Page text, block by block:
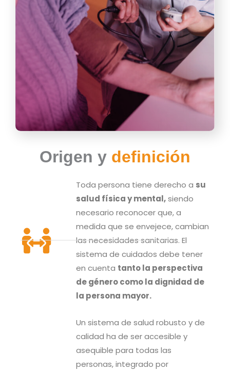
Origen y definición
Toda persona tiene derecho a su
salud física y mental,siendo
necesario reconocer que, a
medida que se envejece, cambian
las necesidades sanitarias. El
sistema de cuidados debe tener
en cuenta tanto la perspectiva
de género como la dignidad de
la persona mayor.
Un sistema de salud robusto y de
calidad ha de ser accesible y
asequible para todas las
personas, integrado por